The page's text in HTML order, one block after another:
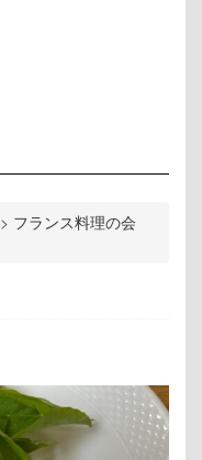
> フランス料理の会